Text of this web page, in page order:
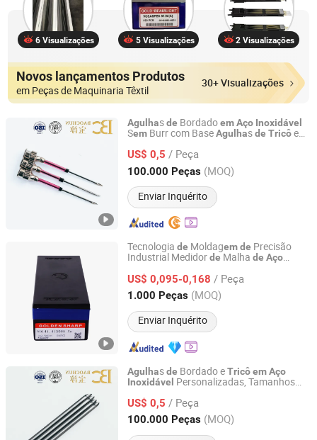
6 Visualizações 5 Visualizações 2 Visualizações
Novos lançamentos Produtos
em Peças de Maquinaria Têxtil
30+ Visualizações
Agulhasde BordadoemAço Inoxidável
Sem Burr com BaseAgulhasde Tricôe
US$ 0,5 / Peça
100.000 Peças (MOQ)
Enviar Inquérito
WENZHOU BAOCHUN MEDICAL INSTRUMENT CO., LTD.
Zhejiang, China Desde 2026
Tecnologia de Moldagemde Precisão
Industrial Medidorde Malha de Aço
Agulha deJersey com Gancho
US$ 0,095-0,168 / Peça
1.000 Peças (MOQ)
Enviar Inquérito
Changzhou Longfu Knitting Co., Ltd.
Jiangsu, China Desde 2025
Agulhasde Bordado eTricôemAço
Inoxidável Personalizadas, Tamanhos
US$ 0,5 / Peça
100.000 Peças (MOQ)
WENZHOU BAOCHUN MEDICAL INSTRUMENT CO., LTD.
Zhejiang, China Desde 2026